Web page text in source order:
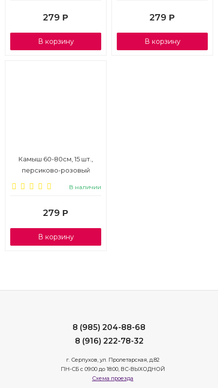
279 Р
В корзину
279 Р
В корзину
Камыш 60-80см, 15 шт.,
персиково-розовый
В наличии
279 Р
В корзину
8 (985) 204-88-68
8 (916) 222-78-32
г. Серпухов, ул. Пролетарская, д.82
ПН-СБ с 09:00 до 18:00, ВС-ВЫХОДНОЙ
Схема проезда